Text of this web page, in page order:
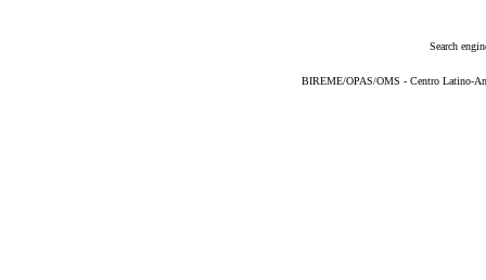
Search
BIREME/OPAS/OMS - Centro Latino-